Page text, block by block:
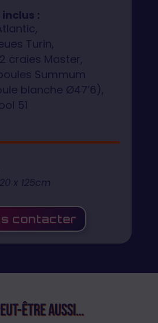
:
Turin,
craies Master,
Summum
blanche Ø47’6),
51
x 125cm
contacter
être aussi…